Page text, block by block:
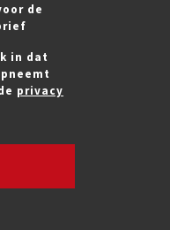
de
in dat
privacy